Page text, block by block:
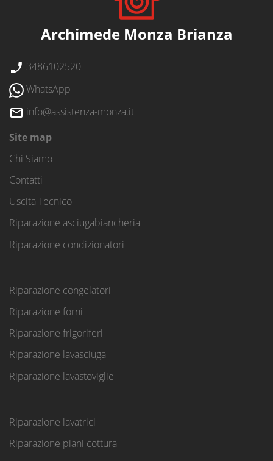
Archimede Monza Brianza
3486102520
WhatsApp
info@assistenza-monza.it
Site map
Chi Siamo
Contatti
Uscita Tecnico
Riparazione asciugabiancheria
Riparazione condizionatori
Riparazione congelatori
Riparazione forni
Riparazione frigoriferi
Riparazione lavasciuga
Riparazione lavastoviglie
Riparazione lavatrici
Riparazione piani cottura